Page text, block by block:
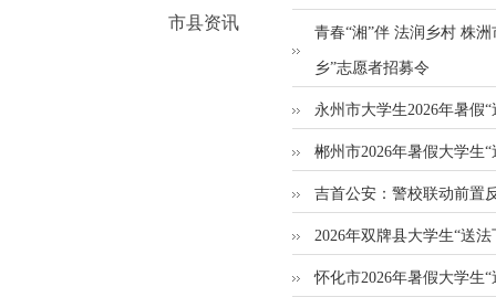
市县资讯
青春“湘”伴 法润乡村 株
乡”志愿者招募令
永州市大学生2026年暑假
郴州市2026年暑假大学生
吉首公安：警校联动前置
2026年双牌县大学生“送
怀化市2026年暑假大学生